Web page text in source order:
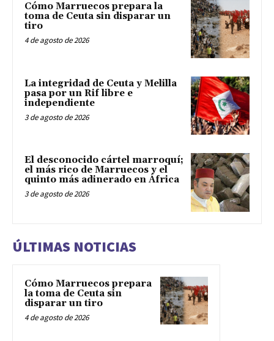
Cómo Marruecos prepara la
toma de Ceuta sin disparar un
tiro
4 de agosto de 2026
La integridad de Ceuta y Melilla
pasa por un Rif libre e
independiente
3 de agosto de 2026
El desconocido cártel marroquí;
el más rico de Marruecos y el
quinto más adinerado en África
3 de agosto de 2026
ÚLTIMAS NOTICIAS
Cómo Marruecos prepara
la toma de Ceuta sin
disparar un tiro
4 de agosto de 2026